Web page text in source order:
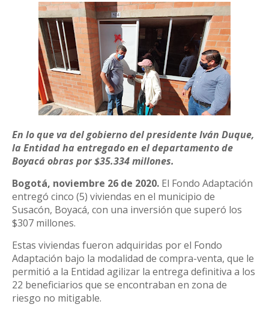
En lo que va del gobierno del presidente Iván Duque,
la Entidad ha entregado en el departamento de
Boyacá obras por $35.334 millones.
Bogotá, noviembre 26 de 2020. El Fondo Adaptación
entregó cinco (5) viviendas en el municipio de
Susacón, Boyacá, con una inversión que superó los
$307 millones.
Estas viviendas fueron adquiridas por el Fondo
Adaptación bajo la modalidad de compra-venta, que le
permitió a la Entidad agilizar la entrega definitiva a los
22 beneficiarios que se encontraban en zona de
riesgo no mitigable.